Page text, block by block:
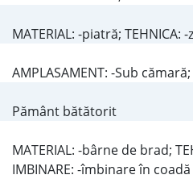
MATERIAL: -piatră; TEHNICA:
AMPLASAMENT: -Sub
Pământ bătătorit
MATERIAL: -bârne de brad;
IMBINARE: -îmbinare în